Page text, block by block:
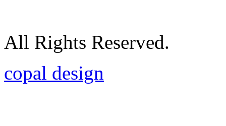
All Rights Reserved.
copal design